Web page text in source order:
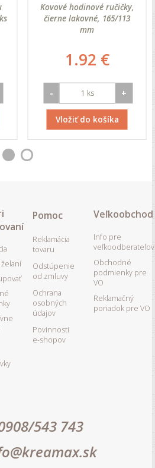
Kovové hodinové ručičky,
čierne lakovné, 165/113
mm
1.92 €
- +
Vložiť do košíka
Pomoc
Reklamácia
tovaru
Odstúpenie
od zmluvy
Ochrana
osobných
údajov
Povinnosti
e-shopov
Veľkoobchod
Info pre
veľkoodberateľov
Obchodné
podmienky pre
VO
Reklamačný
poriadok pre VO
543 743